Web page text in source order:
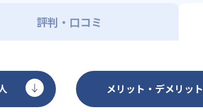
評判・口コミ
メリット・デメリット